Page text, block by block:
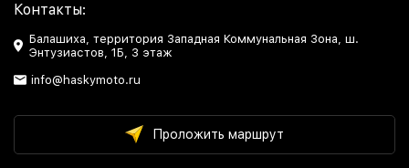
Контакты:
Балашиха, территория Западная Коммунальная Зона, ш.
Энтузиастов, 1Б, 3 этаж
info@haskymoto.ru
Проложить маршрут